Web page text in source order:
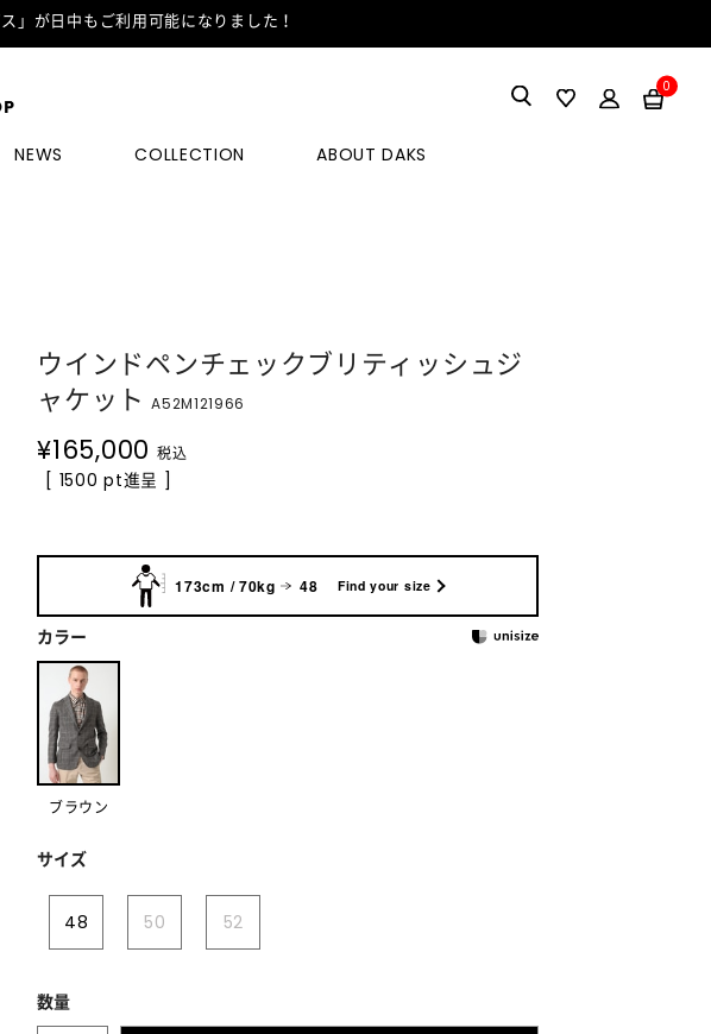
」が日中もご利用可能になりました！
0
NEWS COLLECTION ABOUT DAKS
ウインドペンチェックブリティッシュジ
ャケット A52M121966
¥165,000 税込
[ 1500 pt進呈 ]
173cm / 70kg 48 Find your size
カラー
ブラウン
サイズ
48 50 52
数量